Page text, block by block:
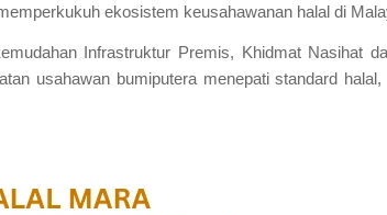
ekosistem keusahawanan halal di
Infrastruktur Premis, Khidmat Nasihat
usahawan bumiputera menepati standard